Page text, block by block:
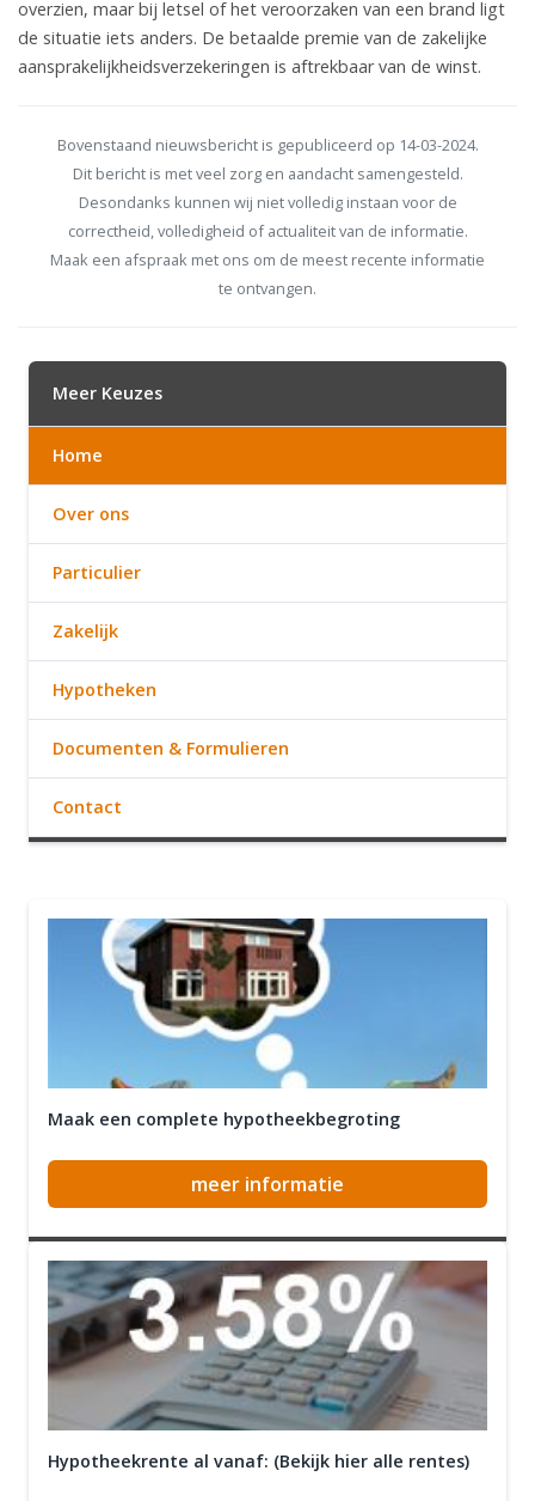
overzien, maar bij letsel of het veroorzaken van een brand ligt
de situatie iets anders. De betaalde premie van de zakelijke
aansprakelijkheidsverzekeringen is aftrekbaar van de winst.
Bovenstaand nieuwsbericht is gepubliceerd op 14-03-2024.
Dit bericht is met veel zorg en aandacht samengesteld.
Desondanks kunnen wij niet volledig instaan voor de
correctheid, volledigheid of actualiteit van de informatie.
Maak een afspraak met ons om de meest recente informatie
te ontvangen.
Meer Keuzes
Home
Over ons
Particulier
Zakelijk
Hypotheken
Documenten & Formulieren
Contact
Maak een complete hypotheekbegroting
meer informatie
Hypotheekrente al vanaf: (Bekijk hier alle rentes)